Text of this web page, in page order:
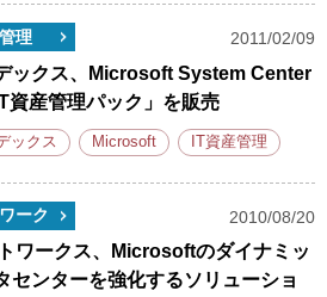
理 2011/02/09
ックス、Microsoft System Center
資産管理パック」を販売
ックス Microsoft IT資産管理
ーク 2010/08/20
ワークス、Microsoftのダイナミッ
センターを強化するソリューショ